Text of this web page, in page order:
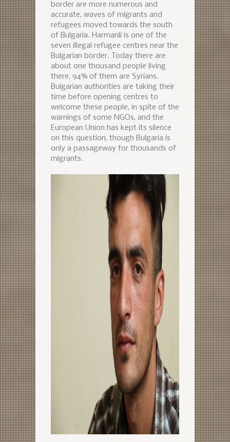
border are more numerous and
accurate, waves of migrants and
refugees moved towards the south
of Bulgaria. Harmanli is one of the
seven illegal refugee centres near the
Bulgarian border. Today there are
about one thousand people living
there, 94% of them are Syrians.
Bulgarian authorities are taking their
time before opening centres to
welcome these people, in spite of the
warnings of some NGOs, and the
European Union has kept its silence
on this question, though Bulgaria is
only a passageway for thousands of
migrants.